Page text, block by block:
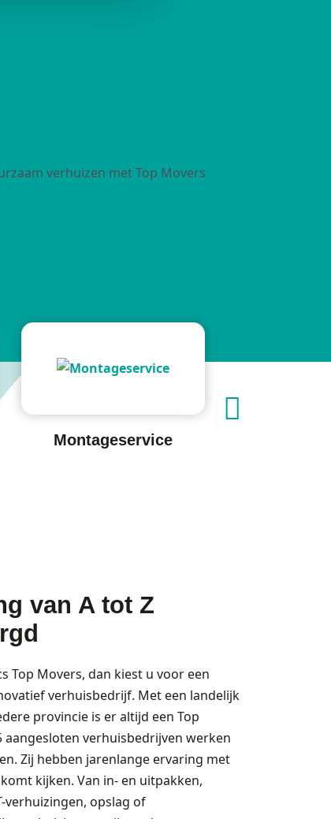
Montageservice
van A tot Z
Top Movers, dan kiest u voor een
verhuisbedrijf. Met een landelijk
provincie is er altijd een Top
aangesloten verhuisbedrijven werken
Zij hebben jarenlange ervaring met
kijken. Van in- en uitpakken,
verhuizingen, opslag of